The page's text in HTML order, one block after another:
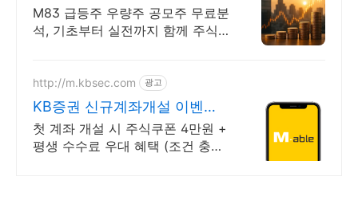
우량주 무료 공유
M83 급등주 우량주 공모주 무료분
석, 기초부터 실전까지 함께 주식
다
http://m.kbsec.com 광고
KB증권 신규계좌개설 이벤트
국내주식쿠폰 최대 5만원
첫 계좌 개설 시 주식쿠폰 4만원 +
평생 수수료 우대 혜택 (조건 충족